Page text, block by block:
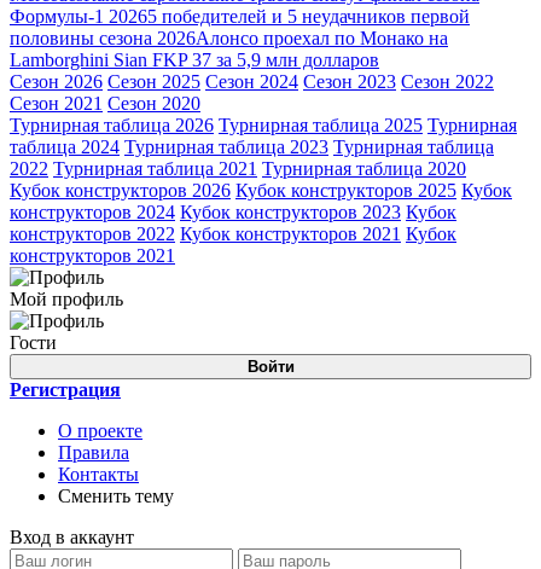
Формулы-1 20265 победителей и 5 неудачников первой
половины сезона 2026Алонсо проехал по Монако на
Lamborghini Sian FKP 37 за 5,9 млн долларов
Сезон 2026 Сезон 2025 Сезон 2024 Сезон 2023 Сезон 2022
Сезон 2021 Сезон 2020
Турнирная таблица 2026 Турнирная таблица 2025 Турнирная
таблица 2024 Турнирная таблица 2023 Турнирная таблица
2022 Турнирная таблица 2021 Турнирная таблица 2020
Кубок конструкторов 2026 Кубок конструкторов 2025 Кубок
конструкторов 2024 Кубок конструкторов 2023 Кубок
конструкторов 2022 Кубок конструкторов 2021 Кубок
конструкторов 2021
Мой профиль
Гости
Войти
Регистрация
О проекте
Правила
Контакты
Сменить тему
Вход в аккаунт